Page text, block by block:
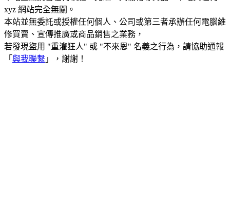
xyz 網站完全無關。
本站並無委託或授權任何個人、公司或第三者承辦任何電腦維
修買賣、宣傳推廣或商品銷售之業務，
若發現盜用 "重灌狂人" 或 "不來恩" 名義之行為，請協助通報
「 與我聯繫 」，謝謝！